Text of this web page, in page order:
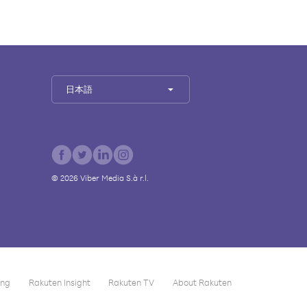
日本語
© 2026 Viber Media S.à r.l.
Rakuten Insight Rakuten TV About Rakuten